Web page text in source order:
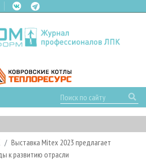
Выставка Mitex 2023 предлагает
к развитию отрасли